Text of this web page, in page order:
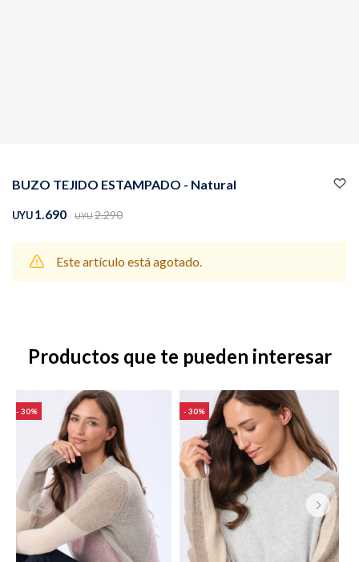
BUZO TEJIDO ESTAMPADO - Natural
UYU1.690 UYU2.290
Este artículo está agotado.
Productos que te pueden interesar
30 30
Camperas Chalecos
Shorts Trajes